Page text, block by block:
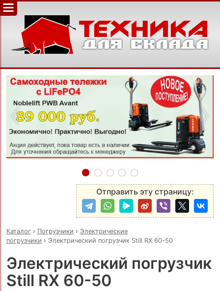
‹ ›
Отправить эту страницу:
Каталог› Погрузчики › Электрические
погрузчики › Электрический погрузчик Still RX 60-50
Электрический погрузчик
Still RX 60-50